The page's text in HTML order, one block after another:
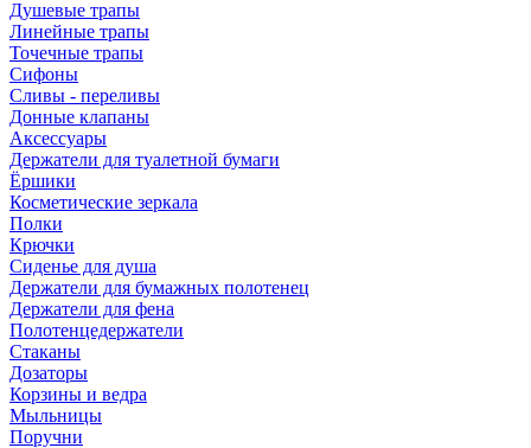
Душевые трапы
Линейные трапы
Точечные трапы
Сифоны
Сливы - переливы
Донные клапаны
Аксессуары
Держатели для туалетной бумаги
Ёршики
Косметические зеркала
Полки
Крючки
Сиденье для душа
Держатели для бумажных полотенец
Держатели для фена
Полотенцедержатели
Стаканы
Дозаторы
Корзины и ведра
Мыльницы
Поручни